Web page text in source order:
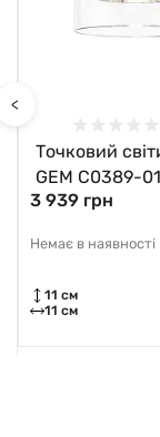
<
Точковий
GEM C0389-
Zuma Line
3 939 грн
Немає в наявності
11 см
11 см